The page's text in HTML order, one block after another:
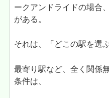
ークアンドライドの場合
がある。
それは、「どこの駅を選
最寄り駅など、全く関係
条件は、